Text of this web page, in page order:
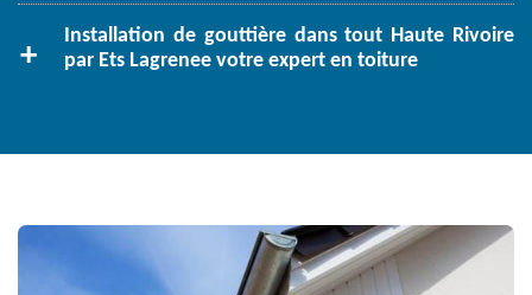
Installation de gouttière dans tout Haute Rivoire
par Ets Lagrenee votre expert en toiture